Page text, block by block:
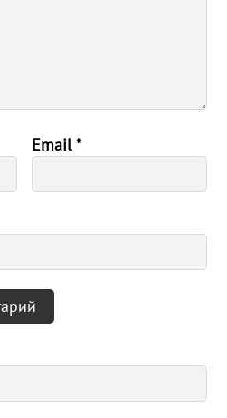
Email*